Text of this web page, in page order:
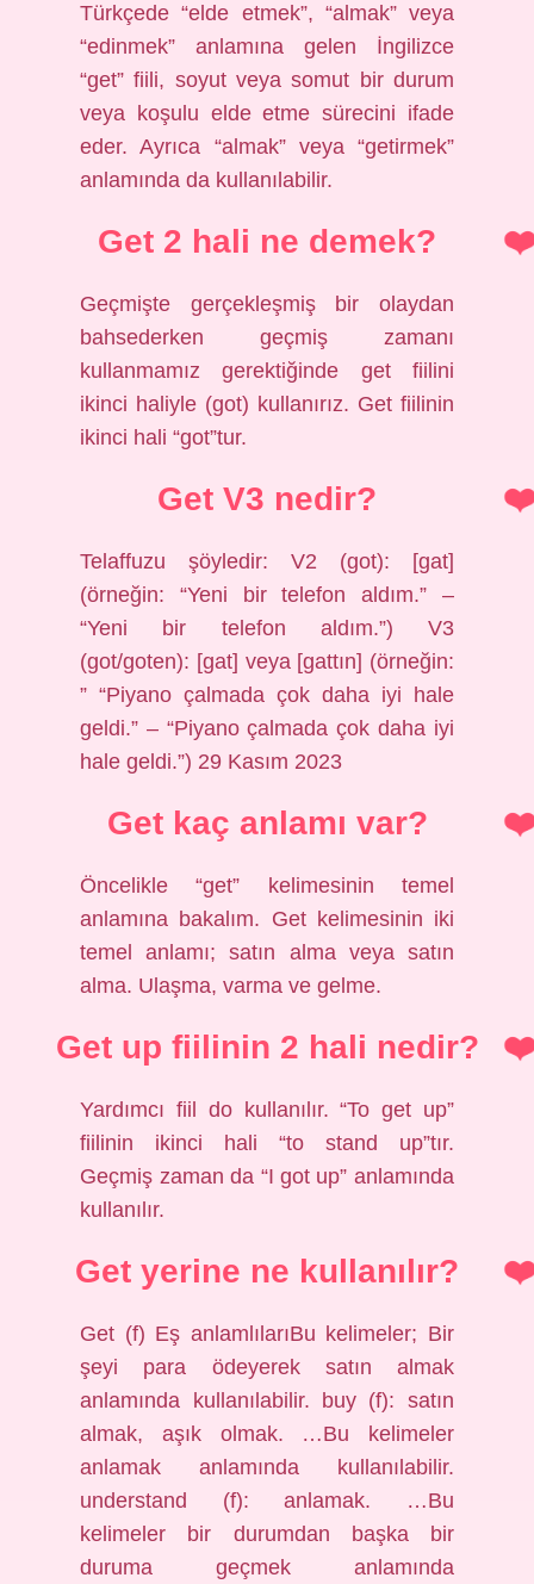
Türkçede “elde etmek”, “almak” veya
“edinmek” anlamına gelen İngilizce
“get” fiili, soyut veya somut bir durum
veya koşulu elde etme sürecini ifade
eder. Ayrıca “almak” veya “getirmek”
anlamında da kullanılabilir.
Get 2 hali ne demek?
Geçmişte gerçekleşmiş bir olaydan
bahsederken geçmiş zamanı
kullanmamız gerektiğinde get fiilini
ikinci haliyle (got) kullanırız. Get fiilinin
ikinci hali “got”tur.
Get V3 nedir?
Telaffuzu şöyledir: V2 (got): [gat]
(örneğin: “Yeni bir telefon aldım.” –
“Yeni bir telefon aldım.”) V3
(got/goten): [gat] veya [gattın] (örneğin:
” “Piyano çalmada çok daha iyi hale
geldi.” – “Piyano çalmada çok daha iyi
hale geldi.”) 29 Kasım 2023
Get kaç anlamı var?
Öncelikle “get” kelimesinin temel
anlamına bakalım. Get kelimesinin iki
temel anlamı; satın alma veya satın
alma. Ulaşma, varma ve gelme.
Get up fiilinin 2 hali nedir?
Yardımcı fiil do kullanılır. “To get up”
fiilinin ikinci hali “to stand up”tır.
Geçmiş zaman da “I got up” anlamında
kullanılır.
Get yerine ne kullanılır?
Get (f) Eş anlamlılarıBu kelimeler; Bir
şeyi para ödeyerek satın almak
anlamında kullanılabilir. buy (f): satın
almak, aşık olmak. …Bu kelimeler
anlamak anlamında kullanılabilir.
understand (f): anlamak. …Bu
kelimeler bir durumdan başka bir
duruma geçmek anlamında